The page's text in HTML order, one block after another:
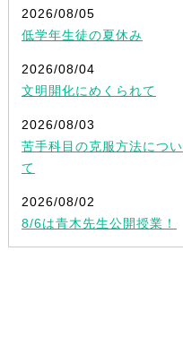
2026/08/05
低学年生徒の夏休み
2026/08/04
文明開化にめくられて
2026/08/03
苦手科目の克服方法につい
て
2026/08/02
8/6は青木先生公開授業！